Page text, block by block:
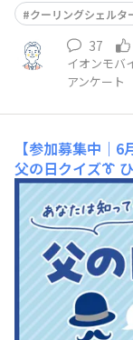
クーリングシェルタ
37
イオンモバ
アンケート
【参加募集中｜
父の日クイズ👔
らしい陽気が続
🌿✨6月といえ
は、そんな父の
ズ」をご用意し
ろん、ぜひご家
軽にチャ